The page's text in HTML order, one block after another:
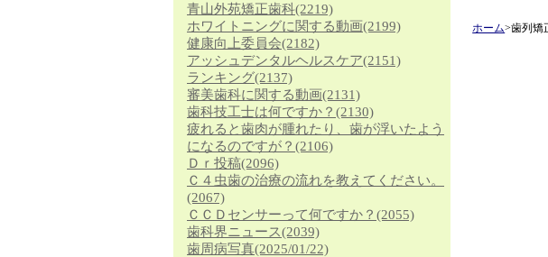
ホーム>歯列矯
青山外苑矯正歯科(2219)
ホワイトニングに関する動画(2199)
健康向上委員会(2182)
アッシュデンタルヘルスケア(2151)
ランキング(2137)
審美歯科に関する動画(2131)
歯科技工士は何ですか？ (2130)
疲れると歯肉が腫れたり、歯が浮いたよう
になるのですが？ (2106)
Ｄｒ投稿(2096)
Ｃ４虫歯の治療の流れを教えてください。
(2067)
ＣＣＤセンサーって何ですか？ (2055)
歯科界ニュース(2039)
歯周病写真(2025/01/22)